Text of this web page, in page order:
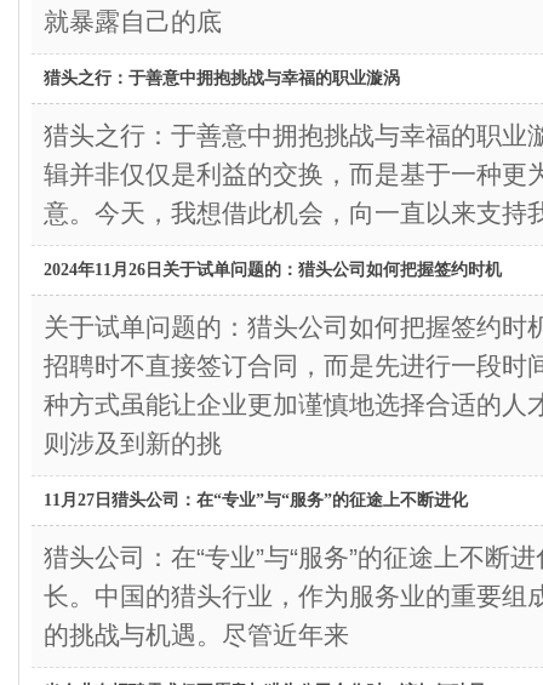
就暴露自己的底
猎头之行：于善意中拥抱挑战与幸福的职业漩涡
猎头之行：于善意中拥抱挑战与幸福的职
辑并非仅仅是利益的交换，而是基于一种
意。今天，我想借此机会，向一直以来支持
2024年11月26日关于试单问题的：猎头公司如何把握签约时机
关于试单问题的：猎头公司如何把握签约
招聘时不直接签订合同，而是先进行一段时
种方式虽能让企业更加谨慎地选择合适的人
则涉及到新的挑
11月27日猎头公司：在“专业”与“服务”的征途上不断进化
猎头公司：在“专业”与“服务”的征途上不
长。中国的猎头行业，作为服务业的重要组
的挑战与机遇。尽管近年来